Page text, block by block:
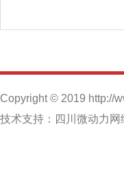
Copyright © 2019 http://
技术支持：四川微动力网